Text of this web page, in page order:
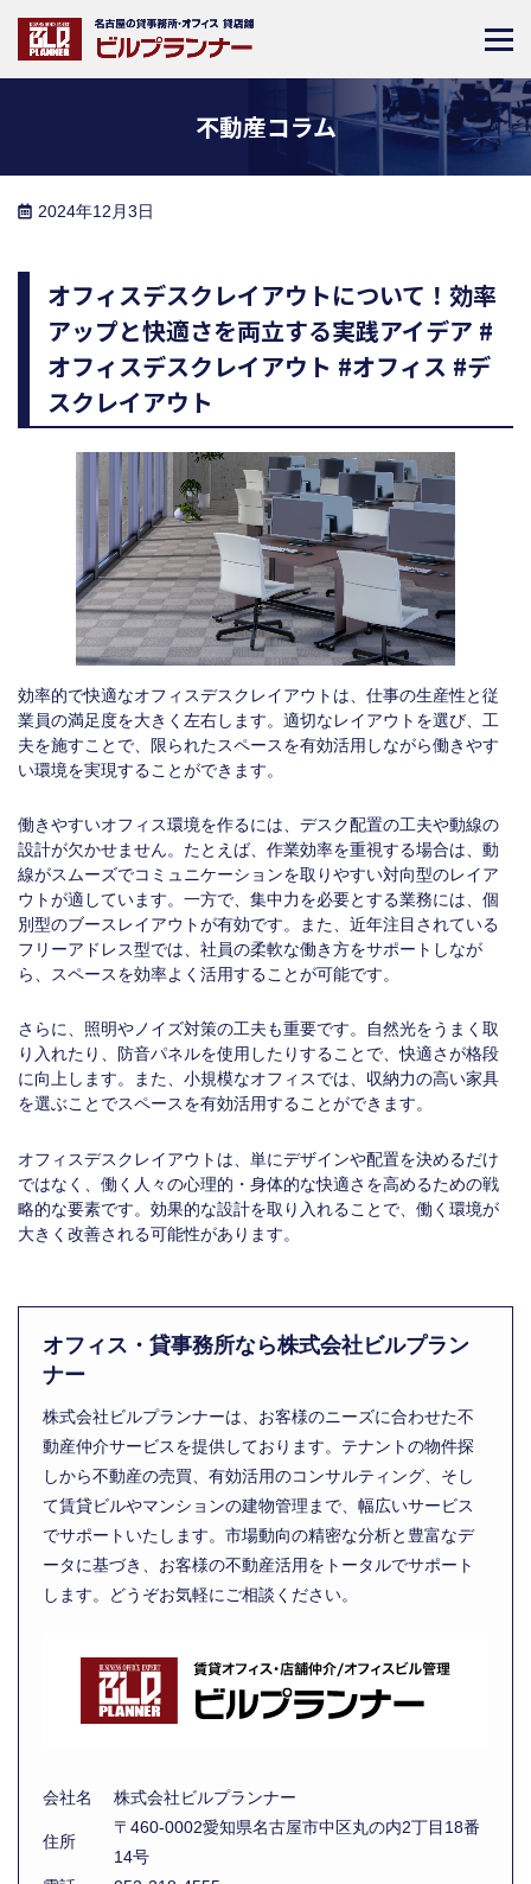
不動産コラム
2024年12月3日
オフィスデスクレイアウトについて！効率
アップと快適さを両立する実践アイデア #
オフィスデスクレイアウト #オフィス #デ
スクレイアウト
効率的で快適なオフィスデスクレイアウトは、仕事の生産性と従
業員の満足度を大きく左右します。適切なレイアウトを選び、工
夫を施すことで、限られたスペースを有効活用しながら働きやす
い環境を実現することができます。
働きやすいオフィス環境を作るには、デスク配置の工夫や動線の
設計が欠かせません。たとえば、作業効率を重視する場合は、動
線がスムーズでコミュニケーションを取りやすい対向型のレイア
ウトが適しています。一方で、集中力を必要とする業務には、個
別型のブースレイアウトが有効です。また、近年注目されている
フリーアドレス型では、社員の柔軟な働き方をサポートしなが
ら、スペースを効率よく活用することが可能です。
さらに、照明やノイズ対策の工夫も重要です。自然光をうまく取
り入れたり、防音パネルを使用したりすることで、快適さが格段
に向上します。また、小規模なオフィスでは、収納力の高い家具
を選ぶことでスペースを有効活用することができます。
オフィスデスクレイアウトは、単にデザインや配置を決めるだけ
ではなく、働く人々の心理的・身体的な快適さを高めるための戦
略的な要素です。効果的な設計を取り入れることで、働く環境が
大きく改善される可能性があります。
オフィス・貸事務所なら株式会社ビルプラン
ナー
株式会社ビルプランナーは、お客様のニーズに合わせた不
動産仲介サービスを提供しております。テナントの物件探
しから不動産の売買、有効活用のコンサルティング、そし
て賃貸ビルやマンションの建物管理まで、幅広いサービス
でサポートいたします。市場動向の精密な分析と豊富なデ
ータに基づき、お客様の不動産活用をトータルでサポート
します。どうぞお気軽にご相談ください。
会社名 株式会社ビルプランナー
住所
〒460-0002愛知県名古屋市中区丸の内2丁目18番
14号